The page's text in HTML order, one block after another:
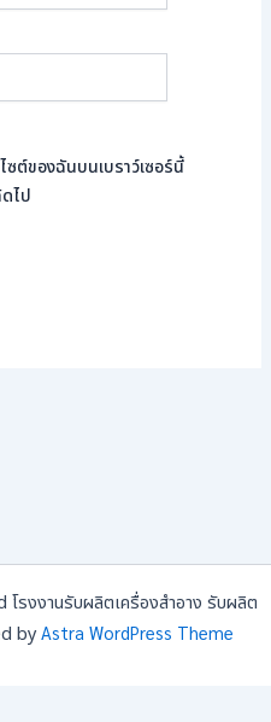
ต์ของฉันบนเบราว์เซอร์นี้
ไป
งงานรับผลิตเครื่องสำอาง รับผลิต
by Astra WordPress Theme